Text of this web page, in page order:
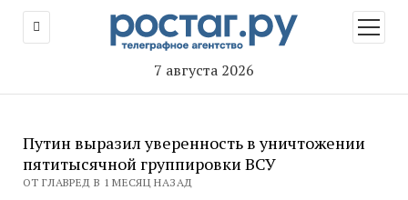
7 августа 2026
меню
Путин выразил уверенность в уничтожении
пятитысячной группировки ВСУ
ОТ ГЛАВРЕД В 1 МЕСЯЦ НАЗАД